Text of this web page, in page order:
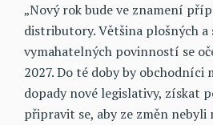
„Nový rok bude ve znamení
distributory. Většina plošných a
vymahatelných povinností se
2027. Do té doby by obchodníci
dopady nové legislativy, získat
připravit se, aby ze změn nebyli